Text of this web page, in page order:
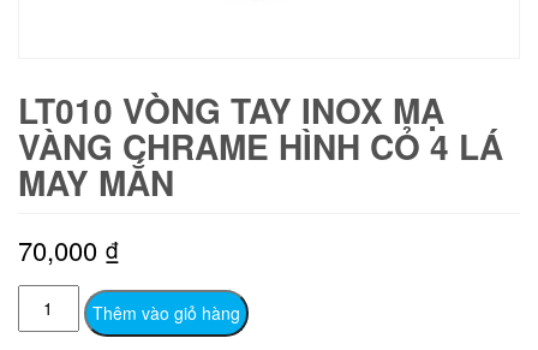
LT010 VÒNG TAY INOX MẠ
VÀNG CHRAME HÌNH CỎ 4 LÁ
MAY MẮN
70,000 ₫
LT010
Vòng
Thêm vào giỏ hàng